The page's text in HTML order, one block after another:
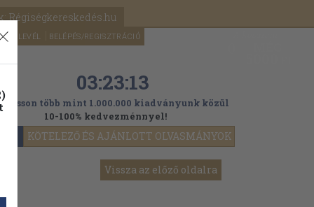
Régiségkereskedés.hu
HÍRLEVÉL BELÉPÉS/REGISZTRÁCIÓ
KÖTELEZŐ ÉS AJÁNLOTT OLVASMÁNYOK
03:23:11
több mint 1.000.000 kiadványunk közül
10-100% kedvezménnyel!
Vissza az előző oldalra